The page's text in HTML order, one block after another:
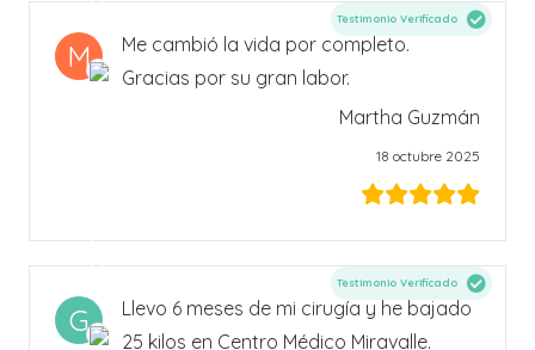
M
Me cambió la vida por completo.
Gracias por su gran labor.
Testimonio Verificado
Martha Guzmán
18 octubre 2025
G
Llevo 6 meses de mi cirugía y he bajado
25 kilos en Centro Médico Miravalle.
Testimonio Verificado